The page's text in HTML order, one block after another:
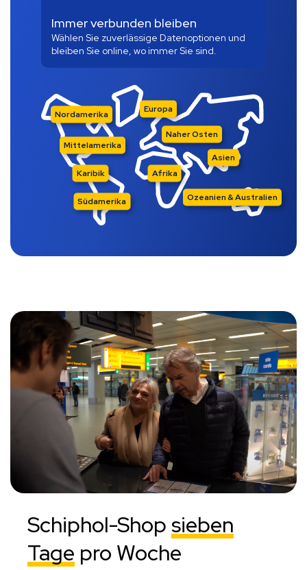
Immer verbunden bleiben
Wählen Sie zuverlässige Datenoptionen und
bleiben Sie online, wo immer Sie sind.
Nordamerika
Mittelamerika
Südamerika
Karibik
Asien
Ozeanien & Australien
Afrika
Naher Osten
Europa
Schiphol-Shopsieben
Tage pro Woche